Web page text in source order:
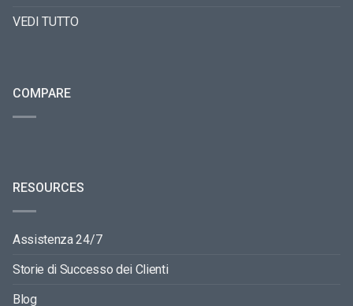
VEDI TUTTO
COMPARE
RESOURCES
Assistenza 24/7
Storie di Successo dei Clienti
Blog